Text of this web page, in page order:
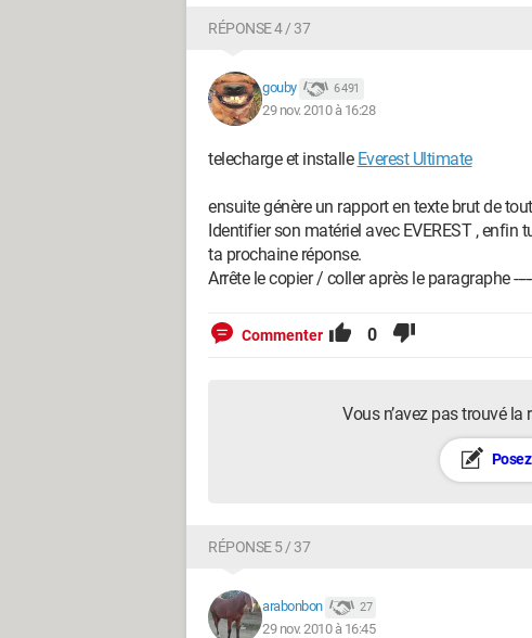
RÉPONSE 4 / 37
gouby 6 491
29 nov. 2010 à 16:28
telecharge et installe Everest Ultimate
ensuite génère un rapport en texte brut de
Identifier son matériel avec EVEREST ,
ta prochaine réponse.
Arrête le copier / coller après le paragraphe
Commenter 0
Vous n’avez pas trouvé la
RÉPONSE 5 / 37
arabonbon 27
29 nov. 2010 à 16:45